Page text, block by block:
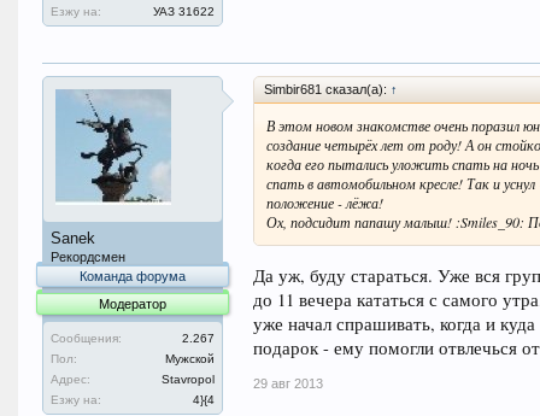
Езжу на:
УАЗ 31622
Sanek
Рекордсмен
Команда форума
Модератор
Сообщения:
2.267
Пол:
Мужской
Адрес:
Stavropol
Езжу на:
4}{4
Simbir681 сказал(а): ↑
В этом новом знакомстве очень поразил
создание четырёх лет от роду! А он
когда его пытались уложить спать на
спать в автомобильном кресле! Так и
положение - лёжа!
Ох, подсидит папашу малыш! :Smiles_90:
Да уж, буду стараться. Уже вся
до 11 вечера кататься с самого
уже начал спрашивать, когда и
подарок - ему помогли отвлечься
29 авг 2013